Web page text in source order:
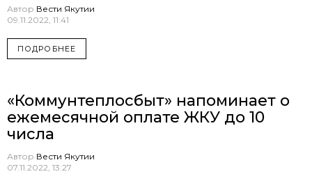
Автор Вести Якутии
09.11.2022, 11:41
ПОДРОБНЕЕ
«Коммунтеплосбыт» напоминает о
ежемесячной оплате ЖКУ до 10
числа
Автор Вести Якутии
07.11.2022, 13:27